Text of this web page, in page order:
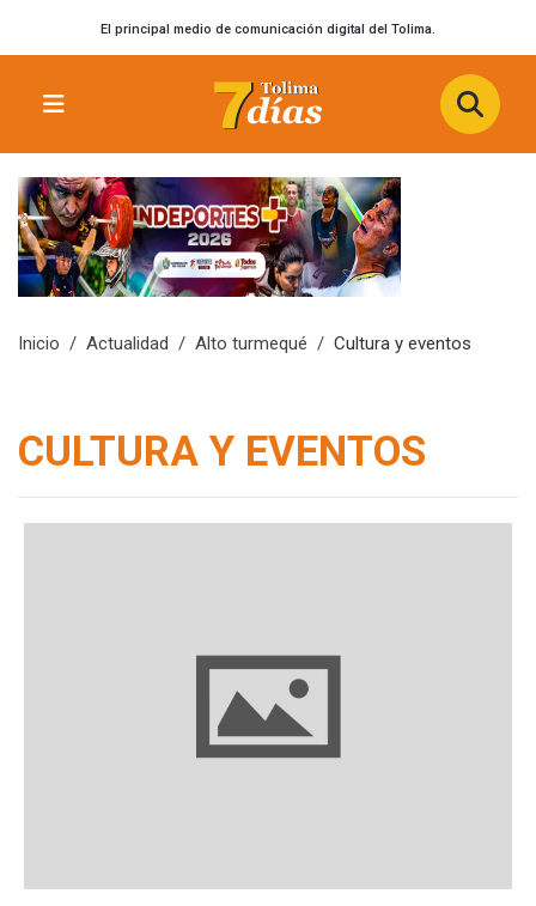
El principal medio de comunicación digital del Tolima.
Inicio Actualidad Alto turmequé Cultura y eventos
CULTURA Y EVENTOS